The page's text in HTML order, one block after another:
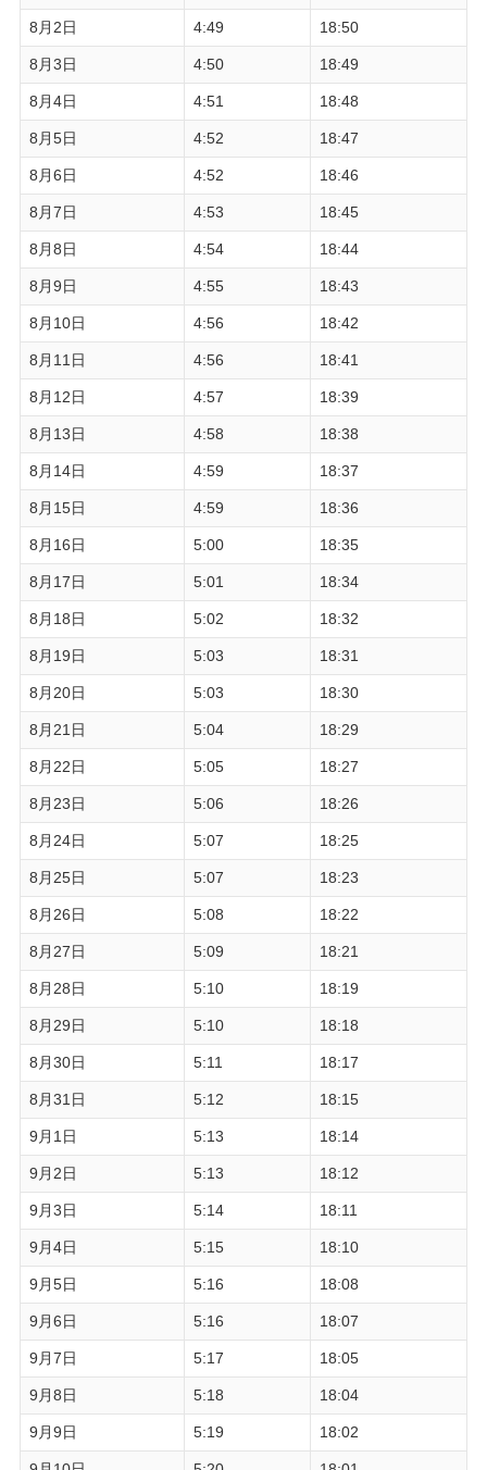
8月2日 4:49 18:50
8月3日 4:50 18:49
8月4日 4:51 18:48
8月5日 4:52 18:47
8月6日 4:52 18:46
8月7日 4:53 18:45
8月8日 4:54 18:44
8月9日 4:55 18:43
8月10日 4:56 18:42
8月11日 4:56 18:41
8月12日 4:57 18:39
8月13日 4:58 18:38
8月14日 4:59 18:37
8月15日 4:59 18:36
8月16日 5:00 18:35
8月17日 5:01 18:34
8月18日 5:02 18:32
8月19日 5:03 18:31
8月20日 5:03 18:30
8月21日 5:04 18:29
8月22日 5:05 18:27
8月23日 5:06 18:26
8月24日 5:07 18:25
8月25日 5:07 18:23
8月26日 5:08 18:22
8月27日 5:09 18:21
8月28日 5:10 18:19
8月29日 5:10 18:18
8月30日 5:11 18:17
8月31日 5:12 18:15
9月1日 5:13 18:14
9月2日 5:13 18:12
9月3日 5:14 18:11
9月4日 5:15 18:10
9月5日 5:16 18:08
9月6日 5:16 18:07
9月7日 5:17 18:05
9月8日 5:18 18:04
9月9日 5:19 18:02